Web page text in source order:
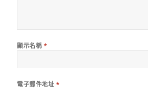
顯示名稱 *
電子郵件地址 *